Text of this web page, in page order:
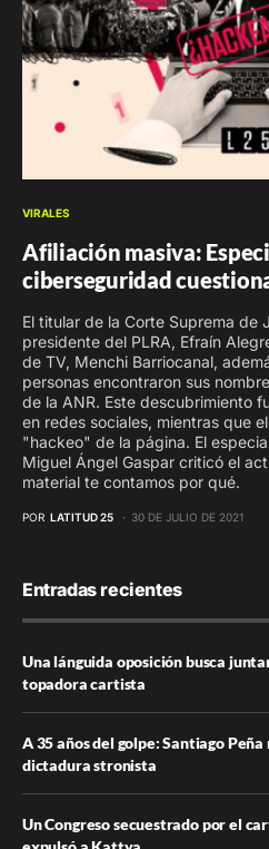
VIRALES
Afiliación masiva:
ciberseguridad
El titular de la Corte Suprema de
presidente del PLRA, Efraín
de TV, Menchi Barriocanal,
personas encontraron sus
de la ANR. Este descubrimiento
en redes sociales, mientras que
"hackeo" de la página. El
Miguel Ángel Gaspar criticó el
material te contamos por qué.
POR LATITUD 25 30 DE JULIO DE 2021
Entradas recientes
Una lánguida oposición busca
topadora cartista
A 35 años del golpe: Santiago
dictadura stronista
Un Congreso secuestrado por el